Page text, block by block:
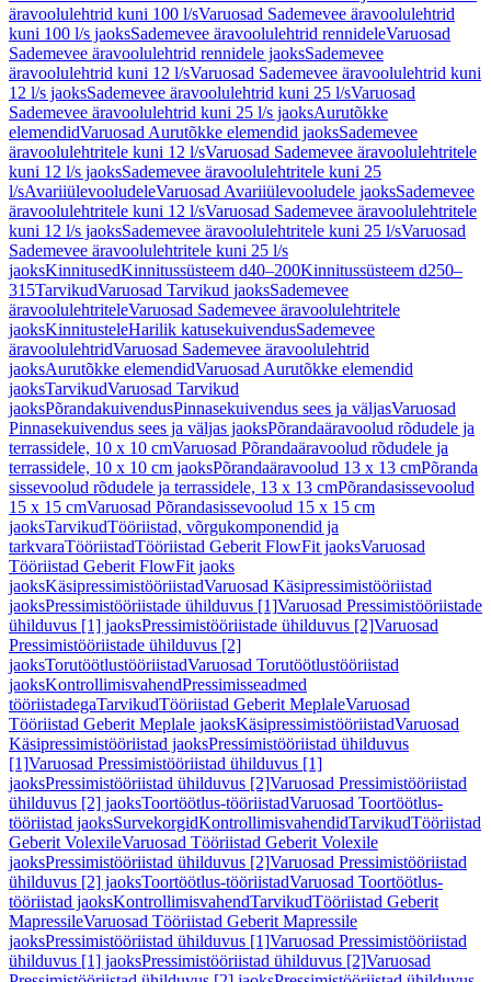
äravoolulehtrid kuni 100 l/sVaruosad Sademevee äravoolulehtrid
kuni 100 l/s jaoksSademevee äravoolulehtrid rennideleVaruosad
Sademevee äravoolulehtrid rennidele jaoksSademevee
äravoolulehtrid kuni 12 l/sVaruosad Sademevee äravoolulehtrid kuni
12 l/s jaoksSademevee äravoolulehtrid kuni 25 l/sVaruosad
Sademevee äravoolulehtrid kuni 25 l/s jaoksAurutõkke
elemendidVaruosad Aurutõkke elemendid jaoksSademevee
äravoolulehtritele kuni 12 l/sVaruosad Sademevee äravoolulehtritele
kuni 12 l/s jaoksSademevee äravoolulehtritele kuni 25
l/sAvariiülevooludeleVaruosad Avariiülevooludele jaoksSademevee
äravoolulehtritele kuni 12 l/sVaruosad Sademevee äravoolulehtritele
kuni 12 l/s jaoksSademevee äravoolulehtritele kuni 25 l/sVaruosad
Sademevee äravoolulehtritele kuni 25 l/s
jaoksKinnitusedKinnitussüsteem d40–200Kinnitussüsteem d250–
315TarvikudVaruosad Tarvikud jaoksSademevee
äravoolulehtriteleVaruosad Sademevee äravoolulehtritele
jaoksKinnitusteleHarilik katusekuivendusSademevee
äravoolulehtridVaruosad Sademevee äravoolulehtrid
jaoksAurutõkke elemendidVaruosad Aurutõkke elemendid
jaoksTarvikudVaruosad Tarvikud
jaoksPõrandakuivendusPinnasekuivendus sees ja väljasVaruosad
Pinnasekuivendus sees ja väljas jaoksPõrandaäravoolud rõdudele ja
terrassidele, 10 x 10 cmVaruosad Põrandaäravoolud rõdudele ja
terrassidele, 10 x 10 cm jaoksPõrandaäravoolud 13 x 13 cmPõranda
sissevoolud rõdudele ja terrassidele, 13 x 13 cmPõrandasissevoolud
15 x 15 cmVaruosad Põrandasissevoolud 15 x 15 cm
jaoksTarvikudTööriistad, võrgukomponendid ja
tarkvaraTööriistadTööriistad Geberit FlowFit jaoksVaruosad
Tööriistad Geberit FlowFit jaoks
jaoksKäsipressimistööriistadVaruosad Käsipressimistööriistad
jaoksPressimistööriistade ühilduvus [1]Varuosad Pressimistööriistade
ühilduvus [1] jaoksPressimistööriistade ühilduvus [2]Varuosad
Pressimistööriistade ühilduvus [2]
jaoksTorutöötlustööriistadVaruosad Torutöötlustööriistad
jaoksKontrollimisvahendPressimisseadmed
tööriistadegaTarvikudTööriistad Geberit MeplaleVaruosad
Tööriistad Geberit Meplale jaoksKäsipressimistööriistadVaruosad
Käsipressimistööriistad jaoksPressimistööriistad ühilduvus
[1]Varuosad Pressimistööriistad ühilduvus [1]
jaoksPressimistööriistad ühilduvus [2]Varuosad Pressimistööriistad
ühilduvus [2] jaoksToortöötlus-tööriistadVaruosad Toortöötlus-
tööriistad jaoksSurvekorgidKontrollimisvahendidTarvikudTööriistad
Geberit VolexileVaruosad Tööriistad Geberit Volexile
jaoksPressimistööriistad ühilduvus [2]Varuosad Pressimistööriistad
ühilduvus [2] jaoksToortöötlus-tööriistadVaruosad Toortöötlus-
tööriistad jaoksKontrollimisvahendTarvikudTööriistad Geberit
MapressileVaruosad Tööriistad Geberit Mapressile
jaoksPressimistööriistad ühilduvus [1]Varuosad Pressimistööriistad
ühilduvus [1] jaoksPressimistööriistad ühilduvus [2]Varuosad